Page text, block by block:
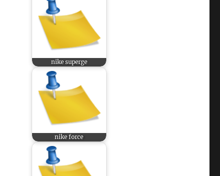
nike superge
nike force